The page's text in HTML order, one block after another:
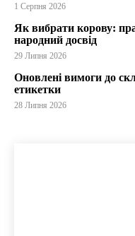
1 Серпня 2026
Як вибрати корову:
народний досвід
29 Липня 2026
Оновлені вимоги до
етикетки
28 Липня 2026